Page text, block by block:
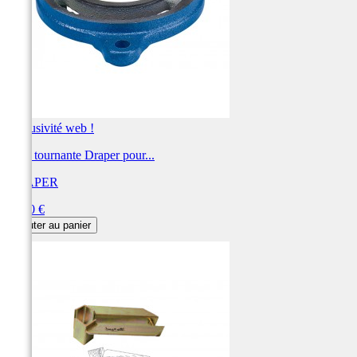
Exclusivité web !
Base tournante Draper pour...
DRAPER
31,20 €
Ajouter au panier